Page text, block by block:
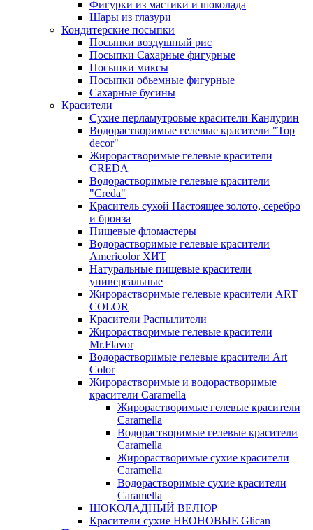
Фигурки из мастики и шоколада
Шары из глазури
Кондитерские посыпки
Посыпки воздушный рис
Посыпки Сахарные фигурные
Посыпки миксы
Посыпки обьемные фигурные
Сахарные бусины
Красители
Сухие перламутровые красители Кандурин
Водорастворимые гелевые красители "Top
decor"
Жирорастворимые гелевые красители
CREDA
Водорастворимые гелевые красители
"Creda"
Краситель сухой Настоящее золото, серебро
и бронза
Пищевые фломастеры
Водорастворимые гелевые красители
Americolor ХИТ
Натуральные пищевые красители
универсальные
Жирорастворимые гелевые красители ART
COLOR
Красители Распылители
Жирорастворимые гелевые красители
Mr.Flavor
Водорастворимые гелевые красители Art
Color
Жирорастворимые и водорастворимые
красители Caramella
Жирорастворимые гелевые красители
Caramella
Водорастворимые гелевые красители
Caramella
Жирорастворимые сухие красители
Caramella
Водорастворимые сухие красители
Caramella
ШОКОЛАДНЫЙ ВЕЛЮР
Красители сухие НЕОНОВЫЕ Glican